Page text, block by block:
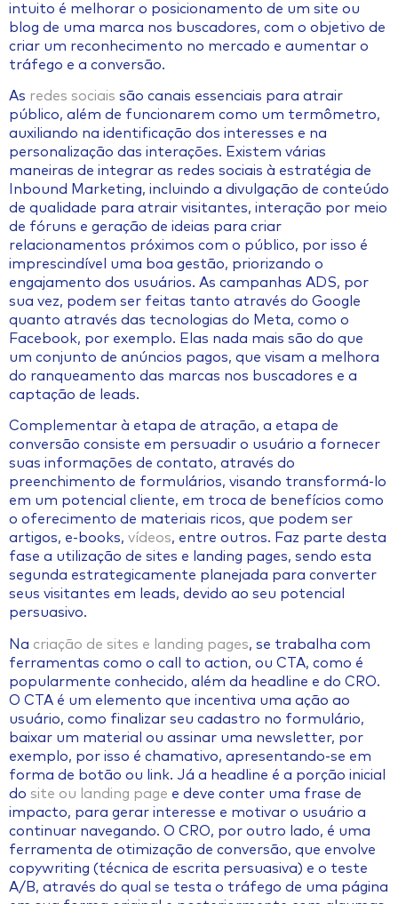
intuito é melhorar o posicionamento de um site ou
blog de uma marca nos buscadores, com o objetivo de
criar um reconhecimento no mercado e aumentar o
tráfego e a conversão.
As redes sociais são canais essenciais para atrair
público, além de funcionarem como um termômetro,
auxiliando na identificação dos interesses e na
personalização das interações. Existem várias
maneiras de integrar as redes sociais à estratégia de
Inbound Marketing, incluindo a divulgação de conteúdo
de qualidade para atrair visitantes, interação por meio
de fóruns e geração de ideias para criar
relacionamentos próximos com o público, por isso é
imprescindível uma boa gestão, priorizando o
engajamento dos usuários. As campanhas ADS, por
sua vez, podem ser feitas tanto através do Google
quanto através das tecnologias do Meta, como o
Facebook, por exemplo. Elas nada mais são do que
um conjunto de anúncios pagos, que visam a melhora
do ranqueamento das marcas nos buscadores e a
captação de leads.
Complementar à etapa de atração, a etapa de
conversão consiste em persuadir o usuário a fornecer
suas informações de contato, através do
preenchimento de formulários, visando transformá-lo
em um potencial cliente, em troca de benefícios como
o oferecimento de materiais ricos, que podem ser
artigos, e-books, vídeos, entre outros. Faz parte desta
fase a utilização de sites e landing pages, sendo esta
segunda estrategicamente planejada para converter
seus visitantes em leads, devido ao seu potencial
persuasivo.
Na criação de sites e landing pages, se trabalha com
ferramentas como o call to action, ou CTA, como é
popularmente conhecido, além da headline e do CRO.
O CTA é um elemento que incentiva uma ação ao
usuário, como finalizar seu cadastro no formulário,
baixar um material ou assinar uma newsletter, por
exemplo, por isso é chamativo, apresentando-se em
forma de botão ou link. Já a headline é a porção inicial
do site ou landing page e deve conter uma frase de
impacto, para gerar interesse e motivar o usuário a
continuar navegando. O CRO, por outro lado, é uma
ferramenta de otimização de conversão, que envolve
copywriting (técnica de escrita persuasiva) e o teste
A/B, através do qual se testa o tráfego de uma página